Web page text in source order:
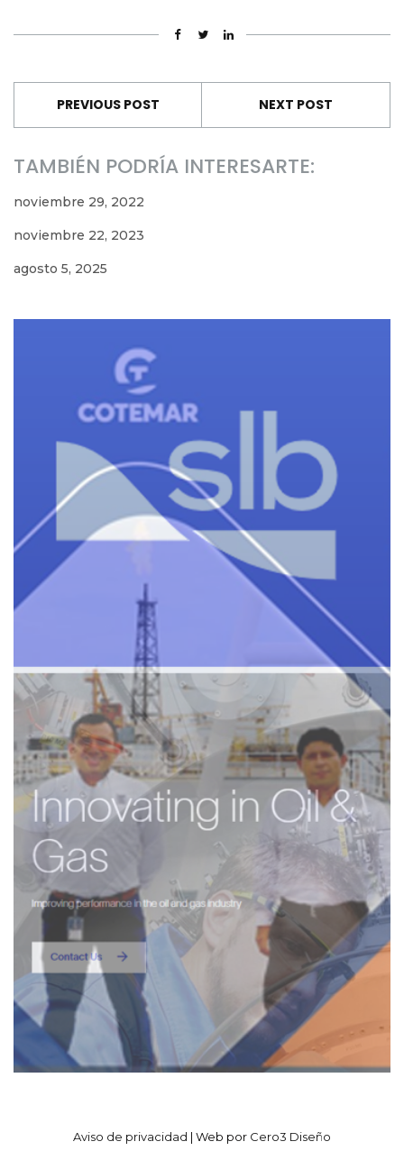
PREVIOUS POST NEXT POST
TAMBIÉN PODRÍA INTERESARTE:
noviembre 29, 2022
noviembre 22, 2023
agosto 5, 2025
Aviso de privacidad | Web por Cero3 Diseño